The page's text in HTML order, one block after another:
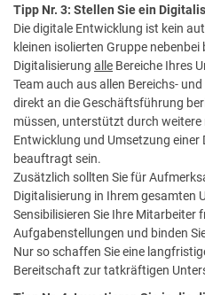
Tipp Nr. 3: Stellen Sie ein
Die digitale Entwicklung ist kein
kleinen isolierten Gruppe
Digitalisierung alle Bereiche Ihres
Team auch aus allen Bereichs-
direkt an die Geschäftsführung
müssen, unterstützt durch
Entwicklung und Umsetzung
beauftragt sein.
Zusätzlich sollten Sie für
Digitalisierung in Ihrem gesamten
Sensibilisieren Sie Ihre Mitarbeiter
Aufgabenstellungen und binden
Nur so schaffen Sie eine
Bereitschaft zur tatkräftigen